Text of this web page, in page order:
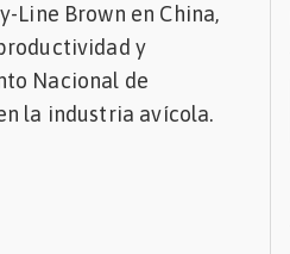
Line Brown en China,
y
Nacional de
la industria avícola.